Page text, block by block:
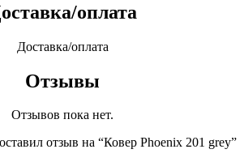
оплата
Доставка/оплата
Отзывы
Отзывов пока нет.
отзыв на “Ковер Phoenix 201 grey”